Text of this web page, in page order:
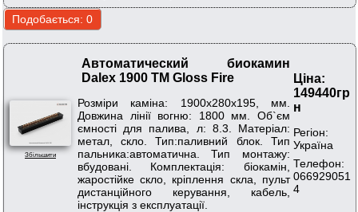
Збільшити
Автоматический биокамин
Dalex 1900 ТМ Gloss Fire
Розміри каміна: 1900х280х195, мм.
Довжина лінії вогню: 1800 мм. Об`єм
ємності для палива, л: 8.3. Матеріал:
метал, скло. Тип:паливний блок. Тип
пальника:автоматична. Тип монтажу:
вбудовані. Комплектація: біокамін,
жаростійке скло, кріплення скла, пульт
дистанційного керування, кабель,
інструкція з експлуатації.
Ціна:
149440гр
н
Регіон:
Україна
Телефон:
066929051
4